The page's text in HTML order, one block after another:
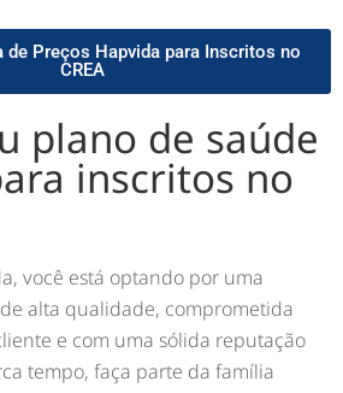
de Preços Hapvida para Inscritos no
CREA
plano de saúde
inscritos no
você está optando por uma
alta qualidade, comprometida
e com uma sólida reputação
tempo, faça parte da família